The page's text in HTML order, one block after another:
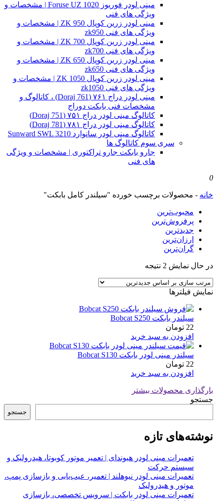
مینی لودر فوریوز Foruse UZ 1020 | مشخصات و
ویژگی های فنی
مینی لودر زرین کوپال ZK 950 | مشخصات و
ویژگی های فنی zk950
مینی لودر زرین کوپال ZK 700 | مشخصات و
ویژگی های فنی zk700
مینی لودر زرین کوپال ZK 650 | مشخصات و
ویژگی های فنی zk650
مینی لودر زرین کوپال ZK 1050 | مشخصات و
ویژگی های فنی zk1050
مینی لودر دراج ۷۶۱ (Doraj 761) ، کاتالوگ و
مشخصات فنی بابکت دوراج
کاتالوگ مینی لودر دراج ۷۵۱ (Doraj 751)
کاتالوگ مینی لودر دراج ۷۸۱ (Doraj 781)
کاتالوگ مینی لودر سانوارد Sunward SWL 3210
سری سوم کاتالوگ ها
جارو بابکت جارو تراکتوری | مشخصات و ویژگی
های فنی
0
خانه - محصولات برچسب خورده "سیلندر کامل بابکت"
محبوب‌ترین
پرفروش‌ترین
جدیدترین
ارزان‌ترین
گران‌ترین
در حال نمایش 2 نتیجه
latest
نمایش فیلترها
سیلندر بابکت Bobcat S250
22 تومان
افزودن به سبد خرید
سیلندر مینی لودر بابکت Bobcat S130
22 تومان
افزودن به سبد خرید
بارگذاری محصولات بیشتر
جستجو
جستجو
نوشته‌های تازه
تعمیرات مینی لودر هیوندای | تعمیر موتور کوبوتا، هیدرولیک و
سیستم حرکت
تعمیرات مینی لودر نیوهلند | تعمیر، عیب‌یابی و بازسازی پمپ،
موتور و هیدرولیک
تعمیرات مینی لودر بابکت | سرویس تخصصی، بازسازی